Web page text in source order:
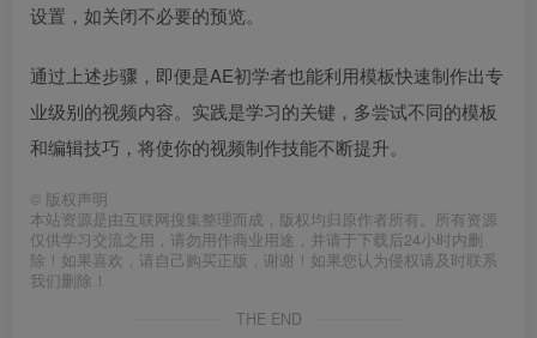
设置，如关闭不必要的预览。
通过上述步骤，即便是AE初学者也能利用模板快速制作出专
业级别的视频内容。实践是学习的关键，多尝试不同的模板
和编辑技巧，将使你的视频制作技能不断提升。
© 版权声明
本站资源是由互联网搜集整理而成，版权均归原作者所有。所有资源
仅供学习交流之用，请勿用作商业用途，并请于下载后24小时内删
除！如果喜欢，请自己购买正版，谢谢！如果您认为侵权请及时联系
我们删除！
THE END